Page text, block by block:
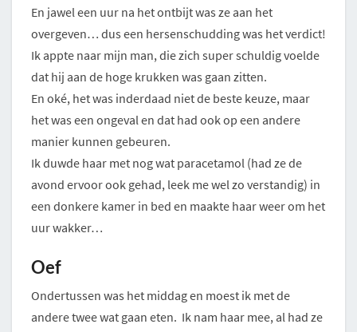
En jawel een uur na het ontbijt was ze aan het
overgeven… dus een hersenschudding was het verdict!
Ik appte naar mijn man, die zich super schuldig voelde
dat hij aan de hoge krukken was gaan zitten.
En oké, het was inderdaad niet de beste keuze, maar
het was een ongeval en dat had ook op een andere
manier kunnen gebeuren.
Ik duwde haar met nog wat paracetamol (had ze de
avond ervoor ook gehad, leek me wel zo verstandig) in
een donkere kamer in bed en maakte haar weer om het
uur wakker…
Oef
Ondertussen was het middag en moest ik met de
andere twee wat gaan eten. Ik nam haar mee, al had ze